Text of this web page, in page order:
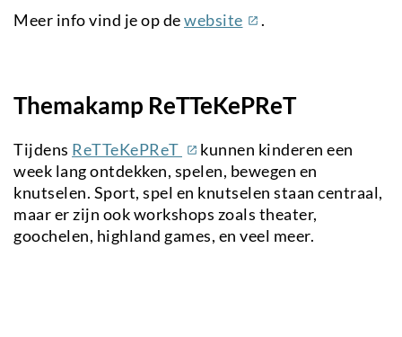
Meer info vind je op dewebsite(externe
.
Themakamp ReTTeKePReT
Tijdens ReTTeKePReT (externe
link)
kunnen kinderen een
week lang ontdekken, spelen, bewegen en
knutselen. Sport, spel en knutselen staan centraal,
maar er zijn ook workshops zoals theater,
goochelen, highland games, en veel meer.